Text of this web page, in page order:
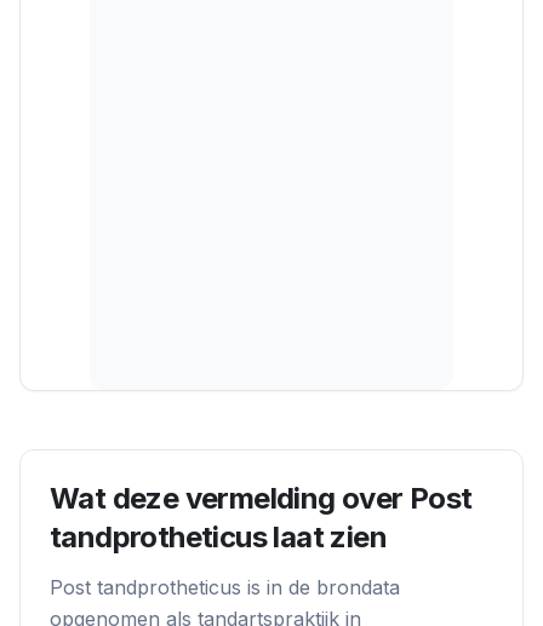
Wat deze vermelding over Post
tandprotheticuslaat zien
Post tandprotheticus is in de brondata
opgenomen als tandartspraktijk in